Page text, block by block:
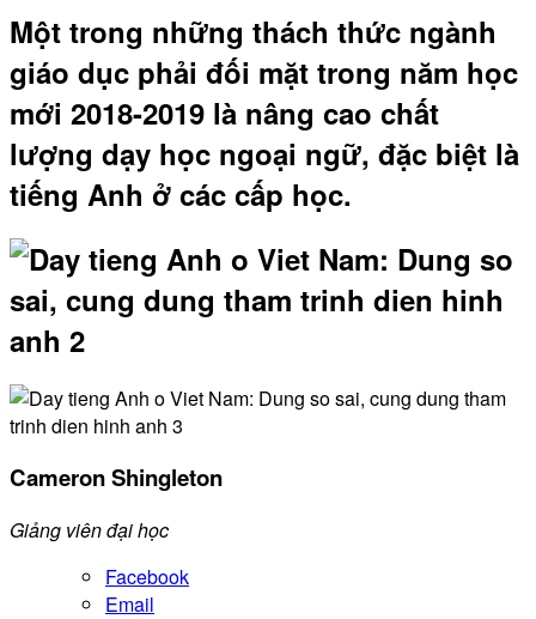
Một trong những thách thức ngành
giáo dục phải đối mặt trong năm học
mới 2018-2019 là nâng cao chất
lượng dạy học ngoại ngữ, đặc biệt là
tiếng Anh ở các cấp học.
Cameron Shingleton
Giảng viên đại học
Facebook
Email